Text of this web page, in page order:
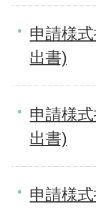
申請様
出書)
申請様
出書)
申請様